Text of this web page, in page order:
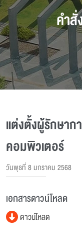
คำสั่
แต่งตั้งผู้รักษาก
คอมพิวเตอร์
วันพุธที่ 8 มกราคม 2568
เอกสารดาวน์โหลด
ดาวน์โหลด